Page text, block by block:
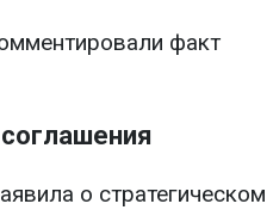
факт
о стратегическом